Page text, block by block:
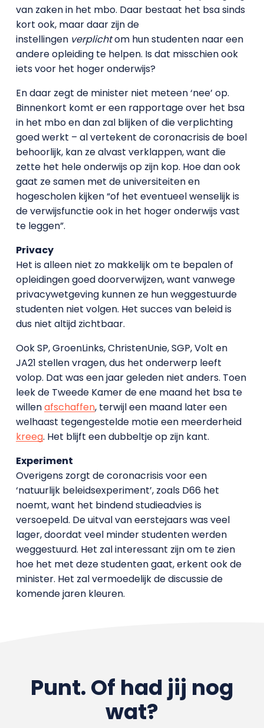
van zaken in het mbo. Daar bestaat het bsa sinds
kort ook, maar daar zijn de
instellingen verplichtom hun studenten naar een
andere opleiding te helpen. Is dat misschien ook
iets voor het hoger onderwijs?
En daar zegt de minister niet meteen ‘nee’ op.
Binnenkort komt er een rapportage over het bsa
in het mbo en dan zal blijken of die verplichting
goed werkt – al vertekent de coronacrisis de boel
behoorlijk, kan ze alvast verklappen, want die
zette het hele onderwijs op zijn kop. Hoe dan ook
gaat ze samen met de universiteiten en
hogescholen kijken “of het eventueel wenselijk is
de verwijsfunctie ook in het hoger onderwijs vast
te leggen”.
Privacy
Het is alleen niet zo makkelijk om te bepalen of
opleidingen goed doorverwijzen, want vanwege
privacywetgeving kunnen ze hun weggestuurde
studenten niet volgen. Het succes van beleid is
dus niet altijd zichtbaar.
Ook SP, GroenLinks, ChristenUnie, SGP, Volt en
JA21 stellen vragen, dus het onderwerp leeft
volop. Dat was een jaar geleden niet anders. Toen
leek de Tweede Kamer de ene maand het bsa te
willenafschaffen, terwijl een maand later een
welhaast tegengestelde motie een meerderheid
kreeg. Het blijft een dubbeltje op zijn kant.
Experiment
Overigens zorgt de coronacrisis voor een
‘natuurlijk beleidsexperiment’, zoals D66 het
noemt, want het bindend studieadvies is
versoepeld. De uitval van eerstejaars was veel
lager, doordat veel minder studenten werden
weggestuurd. Het zal interessant zijn om te zien
hoe het met deze studenten gaat, erkent ook de
minister. Het zal vermoedelijk de discussie de
komende jaren kleuren.
Punt. Of had jij nog
wat?